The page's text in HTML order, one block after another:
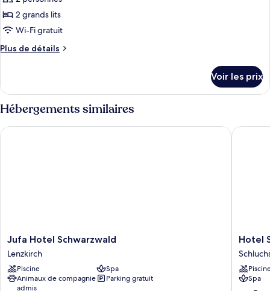
type
de
chambre :
Suite,
2 grands lits
Wi-Fi gratuit
Plus de détails
Plus
le
type
de
chambre
Suite,
Voir les prix
Hébergements similaires
Jufa
Hotel
Schwarzwald
Lenzkirch
Jufa Hotel Schwarzwald
Lenzkirch
Piscine
Spa
Animaux de compagnie
admis
Parking gratuit
Jufa Hotel Schwarzwald
Hotel
Schiff
am
Hotel
Spa
Hotel